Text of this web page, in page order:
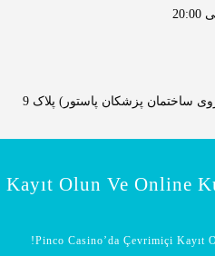
ساختمان پزشکان پاستور) پلاک 9
Olun Ve Online
Pinco Casino’da Çevrimiçi Kayıt